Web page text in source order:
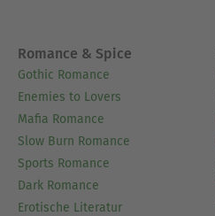
Romance & Spice
Gothic Romance
Enemies to Lovers
Mafia Romance
Slow Burn Romance
Sports Romance
Dark Romance
Erotische Literatur